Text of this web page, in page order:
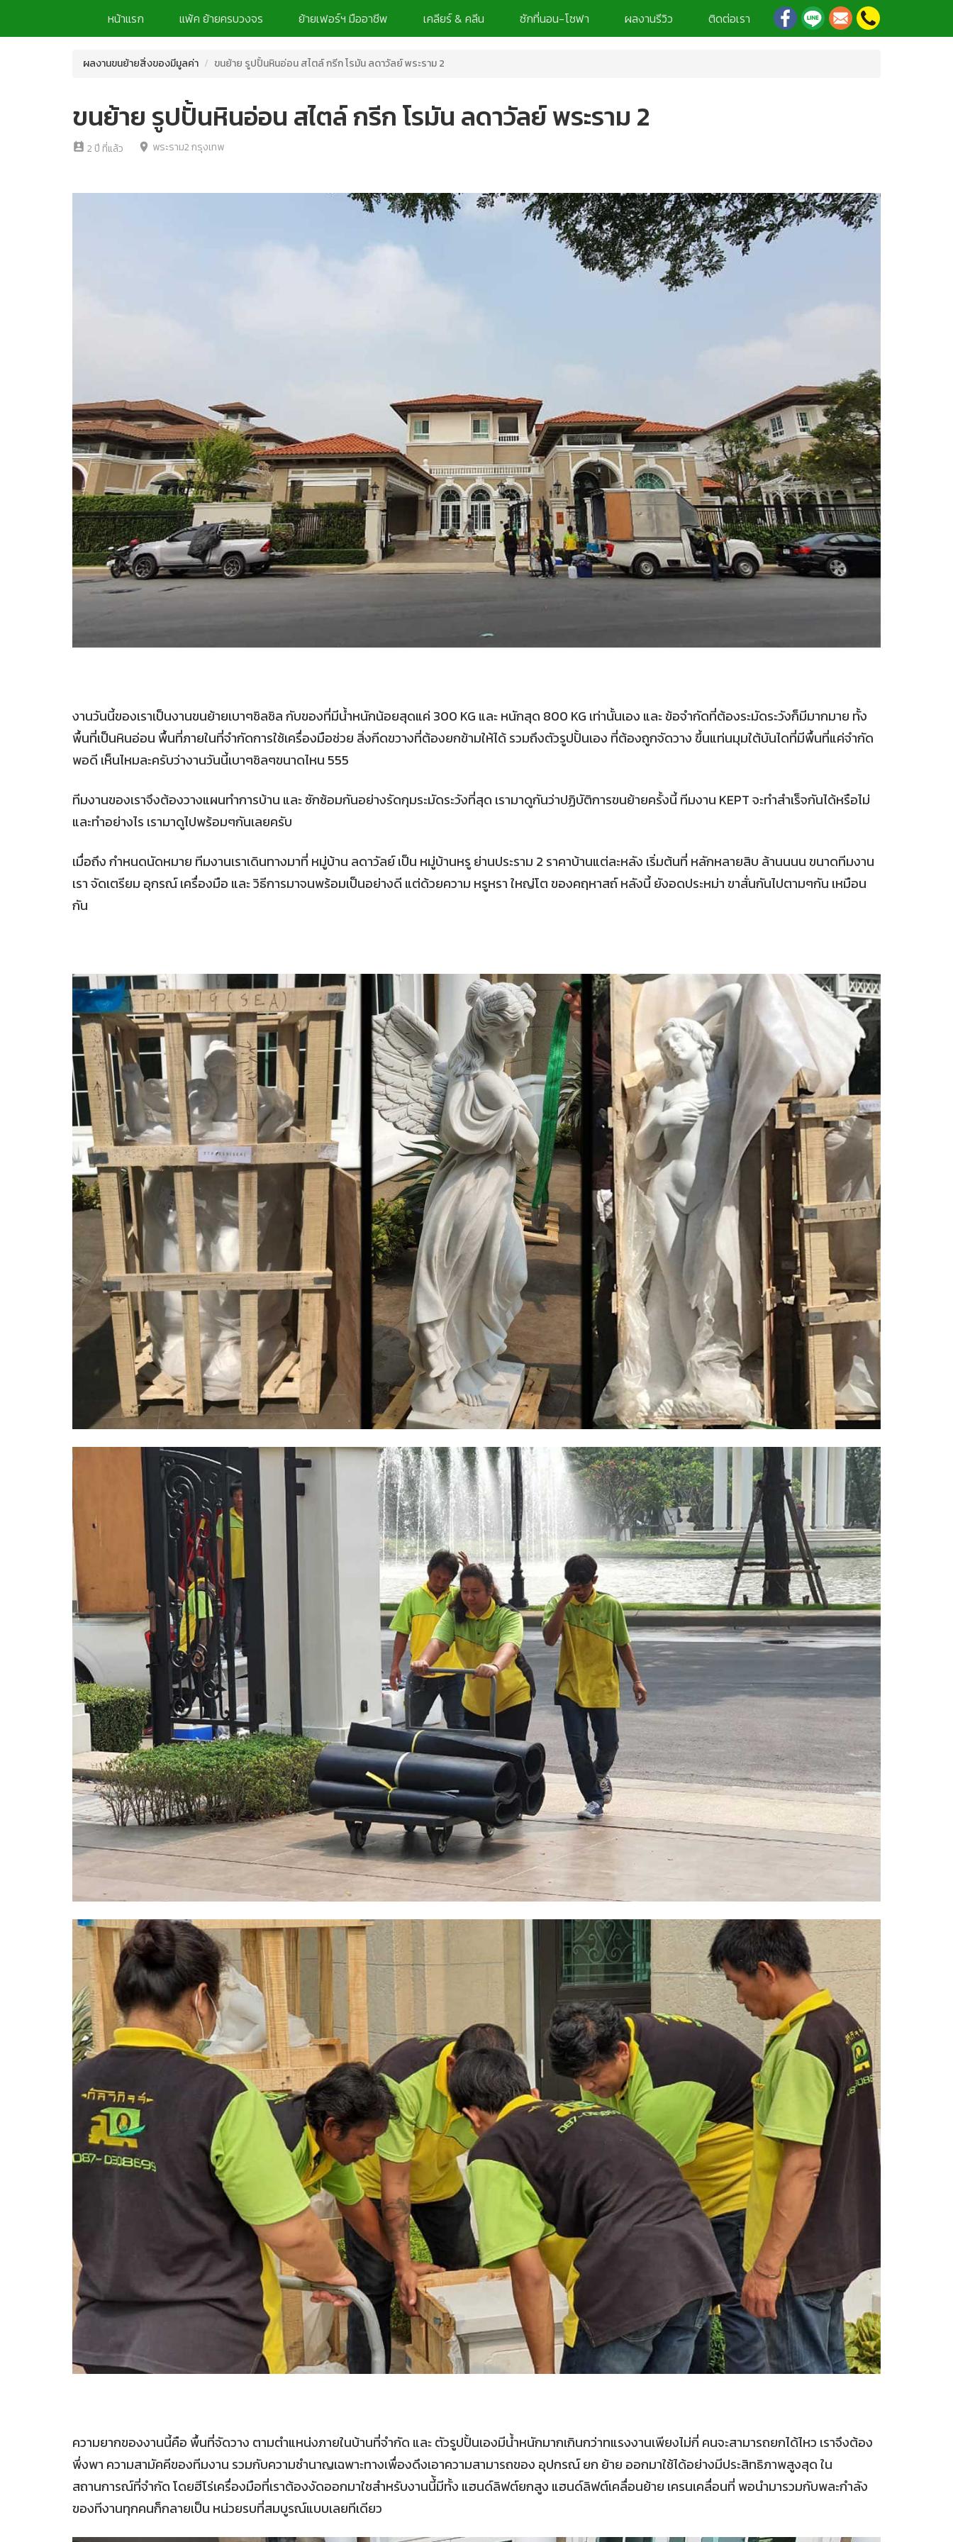
หน้าแรก แพ้ค ย้ายครบวงจร ย้ายเฟอร์ฯ มืออาชีพ เคลียร์ & คลีน ซักที่นอน-โซฟา ผลงานรีวิว ติดต่อเรา
ผลงานขนย้ายสิ่งของมีมูลค่า ขนย้าย รูปปั้นหินอ่อน สไตล์ กรีก โรมัน ลดาวัลย์ พระราม 2
ขนย้าย รูปปั้นหินอ่อน สไตล์ กรีก โรมัน ลดาวัลย์ พระราม 2
perm_contact_calendar 2 ปี ที่แล้ว location_on พระราม2 กรุงเทพ
งานวันนี้ของเราเป็นงานขนย้ายเบาๆชิลชิล กับของที่มีน้ำหนักน้อยสุดแค่ 300 KG และ หนักสุด 800 KG เท่านั้นเอง และ ข้อจำกัดที่ต้องระมัดระวังก็มีมากมาย ทั้ง
พื้นที่เป็นหินอ่อน พื้นที่ภายในที่จำกัดการใช้เครื่องมือช่วย สิ่งกีดขวางที่ต้องยกข้ามให้ได้ รวมถึงตัวรูปปั้นเอง ที่ต้องถูกจัดวาง ขึ้นแท่นมุมใต้บันไดที่มีพื้นที่แค่จำกัด
พอดี เห็นไหมละครับว่างานวันนี้เบาๆชิลๆขนาดไหน 555
ทีมงานของเราจึงต้องวางแผนทำการบ้าน และ ซักซ้อมกันอย่างรัดกุมระมัดระวังที่สุด เรามาดูกันว่าปฏิบัติการขนย้ายครั้งนี้ ทีมงาน KEPT จะทำสำเร็จกันได้หรือไม่
และทำอย่างไร เรามาดูไปพร้อมๆกันเลยครับ
เมื่อถึง กำหนดนัดหมาย ทีมงานเราเดินทางมาที่ หมู่บ้าน ลดาวัลย์ เป็น หมู่บ้านหรู ย่านประราม 2 ราคาบ้านแต่ละหลัง เริ่มต้นที่ หลักหลายสิบ ล้านนนน ขนาดทีมงาน
เรา จัดเตรียม อุกรณ์ เครื่องมือ และ วิธีการมาจนพร้อมเป็นอย่างดี แต่ด้วยความ หรูหรา ใหญ่โต ของคฤหาสถ์ หลังนี้ ยังอดประหม่า ขาสั่นกันไปตามๆกัน เหมือน
กัน
ความยากของงานนี้คือ พื้นที่จัดวาง ตามตำแหน่งภายในบ้านที่จำกัด และ ตัวรูปปั้นเองมีน้ำหนักมากเกินกว่าทแรงงานเพียงไม่กี่ คนจะสามารถยกได้ไหว เราจึงต้อง
พึ่งพา ความสามัคคีของทีมงาน รวมกับความชำนาญเฉพาะทางเพื่องดึงเอาความสามารถของ อุปกรณ์ ยก ย้าย ออกมาใช้ได้อย่างมีประสิทธิภาพสูงสุด ใน
สถานการณ์ที่จำกัด โดยฮีโร่เครื่องมือที่เราต้องงัดออกมาใชสำหรับงานนี้้มีทั้ง แฮนด์ลิฟต์ยกสูง แฮนด์ลิฟต์เคลื่อนย้าย เครนเคลื่อนที่ พอนำมารวมกับพละกำลัง
ของทีงานทุกคนก็กลายเป็น หน่วยรบที่สมบูรณ์แบบเลยทีเดียว